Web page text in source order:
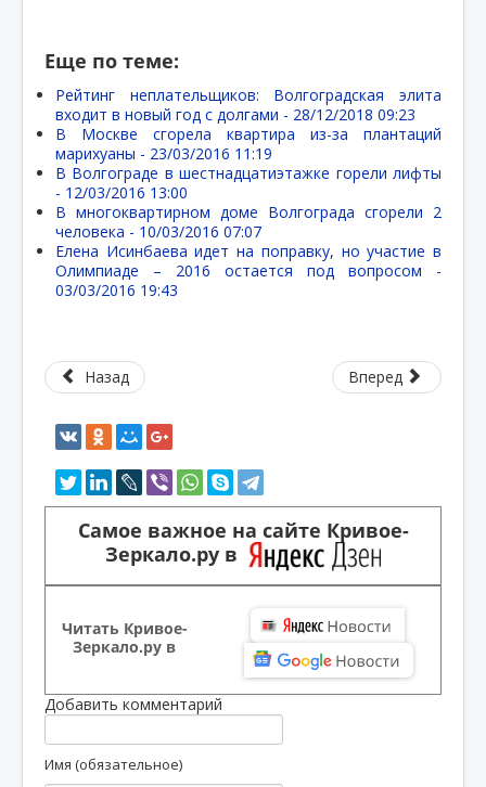
Еще по теме:
Рейтинг неплательщиков: Волгоградская элита
входит в новый год с долгами - 28/12/2018 09:23
В Москве сгорела квартира из-за плантаций
марихуаны - 23/03/2016 11:19
В Волгограде в шестнадцатиэтажке горели лифты
- 12/03/2016 13:00
В многоквартирном доме Волгограда сгорели 2
человека - 10/03/2016 07:07
Елена Исинбаева идет на поправку, но участие в
Олимпиаде – 2016 остается под вопросом -
03/03/2016 19:43
Назад Вперед
Самое важное на сайте Кривое-
Зеркало.ру в
Читать Кривое-
Зеркало.ру в
Добавить комментарий
Имя (обязательное)